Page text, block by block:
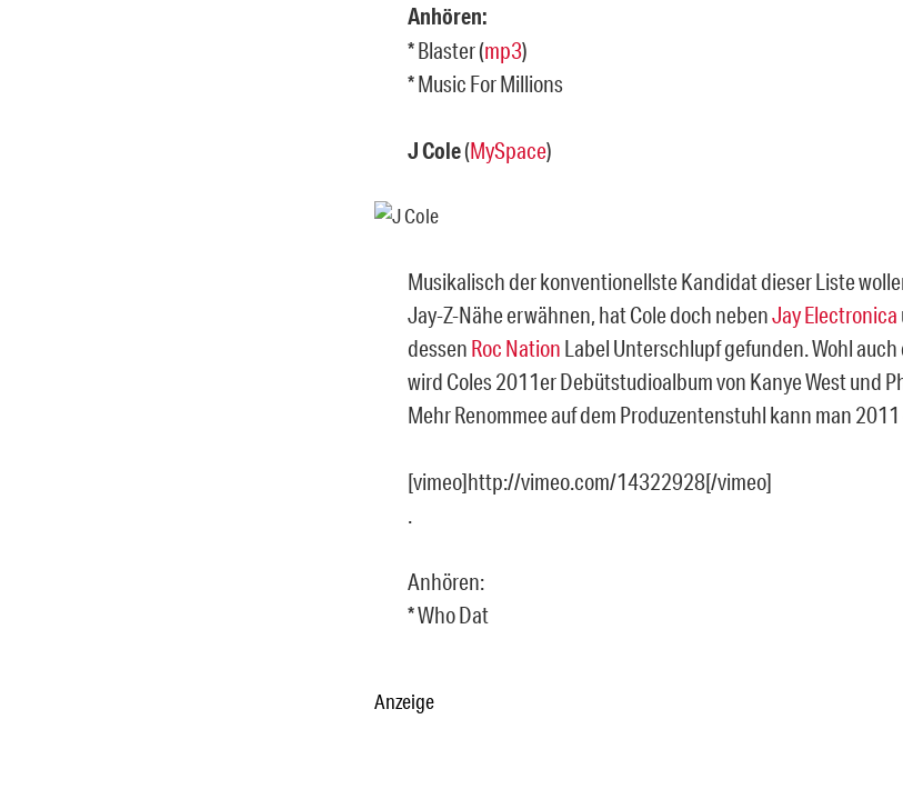
Anhören:
* Blaster (mp3)
* Music For Millions
J Cole(MySpace)
Musikalisch der konventionellste Kandidat dieser Liste
Jay-Z-Nähe erwähnen, hat Cole doch nebenJay Electronica
dessen Roc Nation Label Unterschlupf gefunden. Wohl
wird Coles 2011er Debütstudioalbum von Kanye West und
Mehr Renommee auf dem Produzentenstuhl kann man
[vimeo]http://vimeo.com/14322928[/vimeo]
.
Anhören:
* Who Dat
Anzeige